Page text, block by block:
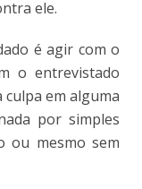
ele.
é agir com o
o entrevistado
culpa em alguma
por simples
ou mesmo sem